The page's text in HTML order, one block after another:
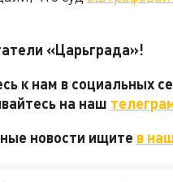
«Царьграда»!
к нам в социальных
на наш
новости ищите в